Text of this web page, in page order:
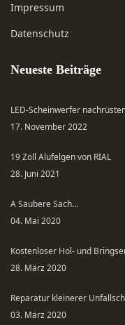
Impressum
Datenschutz
Neueste Beiträge
LED-Scheinwerfer
17. November 2022
19 Zoll Alufelgen von RIAL
28. Juni 2021
A Saubere Sach...
04. Mai 2020
Kostenloser Hol- und
28. März 2020
Reparatur kleinerer
03. März 2020